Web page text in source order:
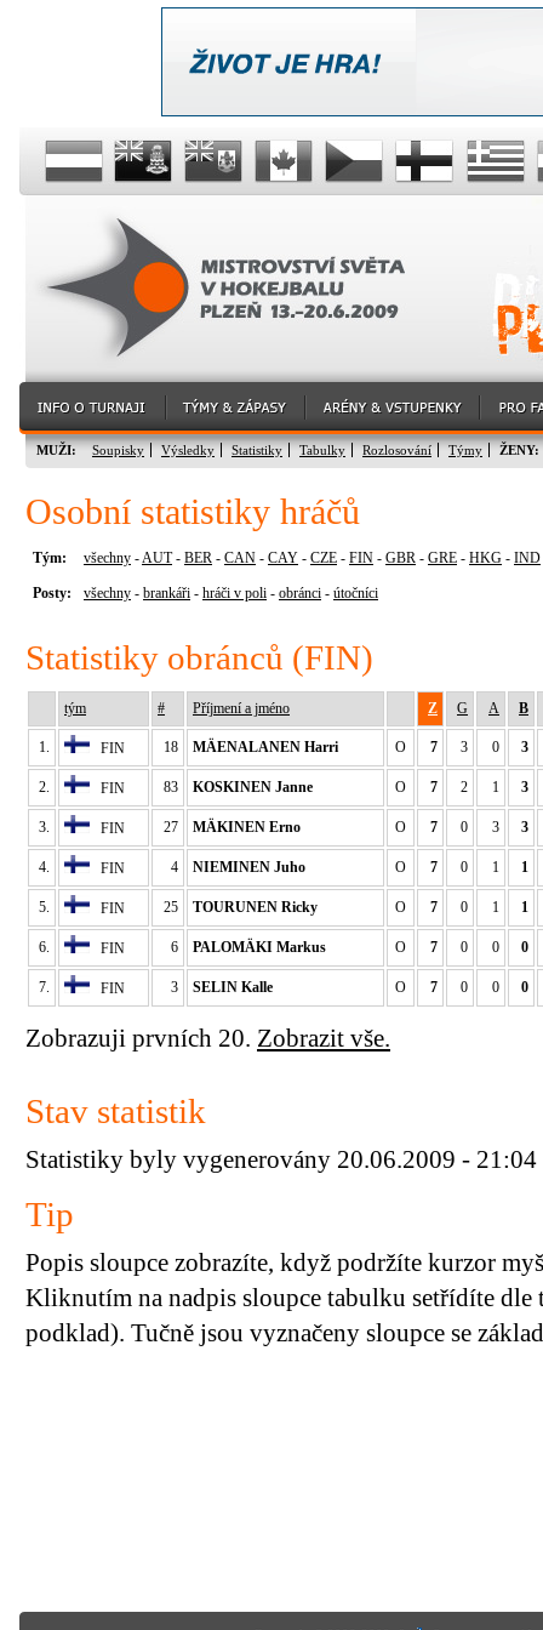
MUŽI: Soupisky Výsledky Statistiky Tabulky Rozlosování Týmy ŽENY:
Osobní statistiky hráčů
Tým: všechny -AUT- BER - CAN - CAY - CZE - FIN - GBR - GRE - HKG - IND
Posty: všechny - brankáři - hráči v poli - obránci - útočníci
Statistiky obránců (FIN)
tým # Příjmení a jméno Z G A B
1. FIN 18 MÄENALANEN Harri O 7 3 0 3
2. FIN 83 KOSKINEN Janne O 7 2 1 3
3. FIN 27 MÄKINEN Erno O 7 0 3 3
4. FIN 4 NIEMINEN Juho O 7 0 1 1
5. FIN 25 TOURUNEN Ricky O 7 0 1 1
6. FIN 6 PALOMÄKI Markus O 7 0 0 0
7. FIN 3 SELIN Kalle O 7 0 0 0
Zobrazuji prvních 20. Zobrazit vše.
Stav statistik
Statistiky byly vygenerovány 20.06.2009 - 21:04
Tip
Popis sloupce zobrazíte, když podržíte kurzor
Kliknutím na nadpis sloupce tabulku setřídíte dle
podklad). Tučně jsou vyznačeny sloupce se